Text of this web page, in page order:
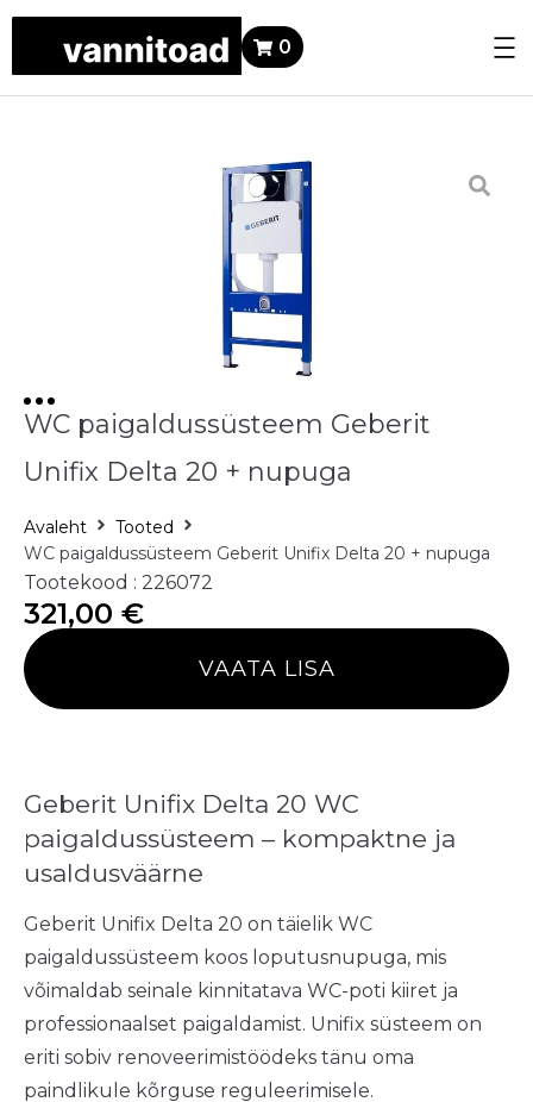
0
WC paigaldussüsteem Geberit
Unifix Delta 20 + nupuga
Avaleht
Tooted
WC paigaldussüsteem Geberit Unifix Delta 20 + nupuga
Tootekood : 226072
321,00 €
VAATA LISA
Geberit Unifix Delta 20 WC
paigaldussüsteem – kompaktne ja
usaldusväärne
Geberit Unifix Delta 20 on täielik WC
paigaldussüsteem koos loputusnupuga, mis
võimaldab seinale kinnitatava WC-poti kiiret ja
professionaalset paigaldamist. Unifix süsteem on
eriti sobiv renoveerimistöödeks tänu oma
paindlikule kõrguse reguleerimisele.